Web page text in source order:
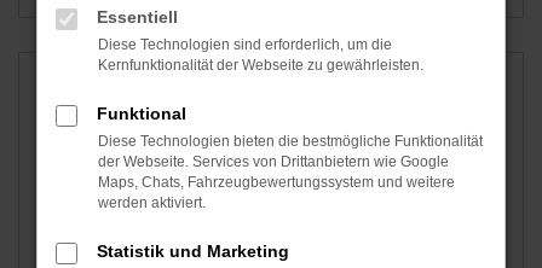
Essentiell
Diese Technologien sind erforderlich, um die
Kernfunktionalität der Webseite zu gewährleisten.
Funktional
Diese Technologien bieten die bestmögliche Funktionalität
der Webseite. Services von Drittanbietern wie Google
Maps, Chats, Fahrzeugbewertungssystem und weitere
werden aktiviert.
Statistik und Marketing